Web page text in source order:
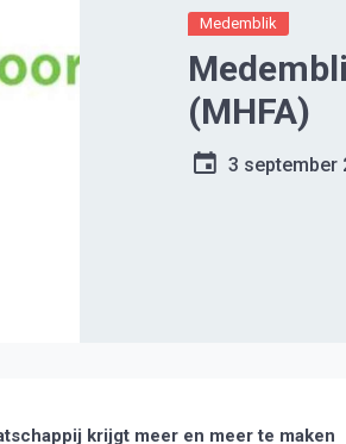
Medemblik
(MHFA)
3 september
krijgt meer en meer te maken